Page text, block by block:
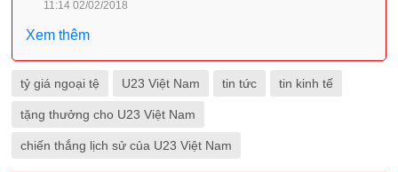
11:14 02/02/2018
Xem thêm
tỷ giá ngoại tệ U23 Việt Nam tin tức tin kinh tế
tặng thưởng cho U23 Việt Nam
chiến thắng lịch sử của U23 Việt Nam